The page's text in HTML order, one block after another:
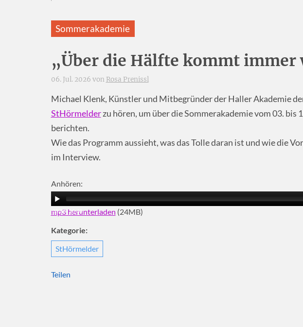
Sommerakademie
„Über die Hälfte kommt immer
06. Jul. 2026 von Rosa Prenissl
Michael Klenk, Künstler und Mitbegründer der Haller Akademie
StHörmelderzu hören, um über die Sommerakademie vom 03. bis
berichten.
Wie das Programm aussieht, was das Tolle daran ist und wie die
im Interview.
Anhören:
00:00 10:40
mp3 herunterladen (24MB)
Kategorie:
StHörmelder
Teilen